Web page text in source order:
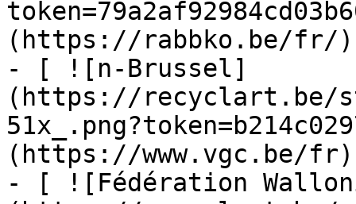
(https://rabbko.be/fr/)
- [ ![n-Brussel]
(https://recyclart.be/
(https://www.vgc.be/fr)
- [ ![Fédération